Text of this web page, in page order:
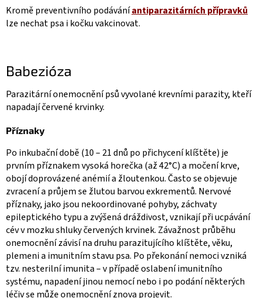
Kromě preventivního podáváníantiparazitárních přípravků
lze nechat psa i kočku vakcinovat.
Babezióza
Parazitární onemocnění psů vyvolané krevními parazity, kteří
napadají červené krvinky.
Příznaky
Po inkubační době (10 – 21 dnů po přichycení klíštěte) je
prvním příznakem vysoká horečka (až 42°C) a močení krve,
obojí doprovázené anémií a žloutenkou. Často se objevuje
zvracení a průjem se žlutou barvou exkrementů. Nervové
příznaky, jako jsou nekoordinované pohyby, záchvaty
epileptického typu a zvýšená dráždivost, vznikají při ucpávání
cév v mozku shluky červených krvinek. Závažnost průběhu
onemocnění závisí na druhu parazitujícího klíštěte, věku,
plemeni a imunitním stavu psa. Po překonání nemoci vzniká
tzv. nesterilní imunita – v případě oslabení imunitního
systému, napadení jinou nemocí nebo i po podání některých
léčiv se může onemocnění znova projevit.